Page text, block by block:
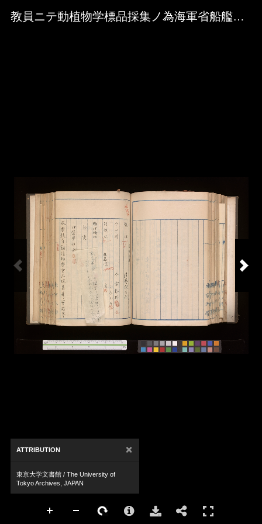
Media Viewer 教員ニテ動植物学標品採集ノ為海軍省船艦ヘ乗組ノ件
ATTRIBUTION ×
東京大学文書館 / The University of
Tokyo Archives, JAPAN